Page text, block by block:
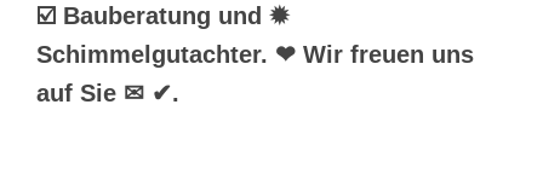
☑️ Bauberatung und ✹
Schimmelgutachter. ❤ Wir freuen uns
auf Sie ✉ ✔.